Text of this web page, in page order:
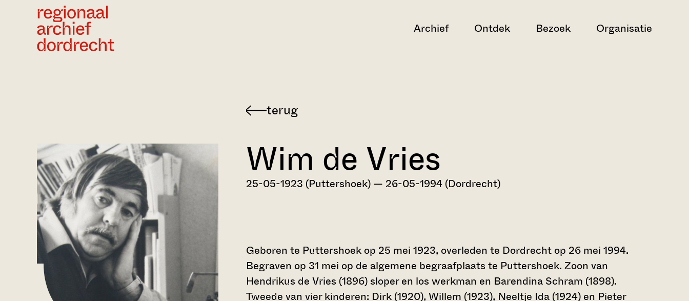
Archief Ontdek Bezoek Organisatie
Terug
Dordts
biografisch
woordenboek
Wim de Vries
25-05-1923 (Puttershoek) — 26-05-1994 (Dordrecht)
Geboren te Puttershoek op 25 mei 1923, overleden te Dordrecht op 26 mei 1994.
Begraven op 31 mei op de algemene begraafplaats te Puttershoek. Zoon van
Hendrikus de Vries (1896) sloper en los werkman en Barendina Schram (1898).
Tweede van vier kinderen: Dirk (1920), Willem (1923), Neeltje Ida (1924) en Pieter